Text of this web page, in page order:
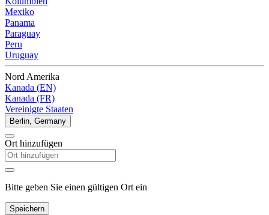
Mexiko
Panama
Paraguay
Peru
Uruguay
Nord Amerika
Kanada (EN)
Kanada (FR)
Vereinigte Staaten
Berlin, Germany
Ort hinzufügen
Bitte geben Sie einen gültigen Ort ein
Speichern